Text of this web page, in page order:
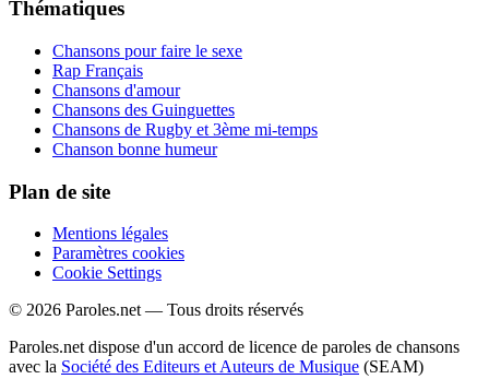
Thématiques
Chansons pour faire le sexe
Rap Français
Chansons d'amour
Chansons des Guinguettes
Chansons de Rugby et 3ème mi-temps
Chanson bonne humeur
Plan de site
Mentions légales
Paramètres cookies
Cookie Settings
© 2026 Paroles.net — Tous droits réservés
Paroles.net dispose d'un accord de licence de paroles de chansons
avec la Société des Editeurs et Auteurs de Musique (SEAM)